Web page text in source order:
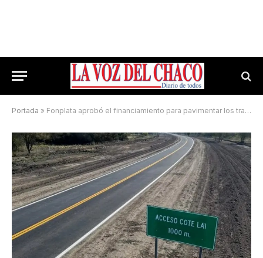
Portada » Fonplata aprobó el financiamiento para pavimentar los tramos finales de la Ruta 13